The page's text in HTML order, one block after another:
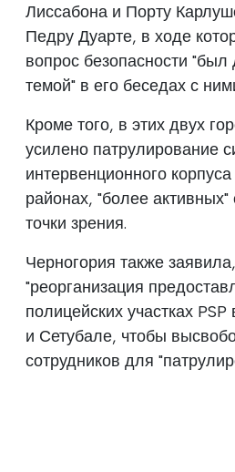
Лиссабона и Порту
Педру Дуарте, в ходе
вопрос безопасности
темой" в его беседах с
Кроме того, в этих двух
усилено патрулирование
интервенционного корпуса
районах, "более
точки зрения.
Черногория также
"реорганизация
полицейских участках
и Сетубале, чтобы
сотрудников для